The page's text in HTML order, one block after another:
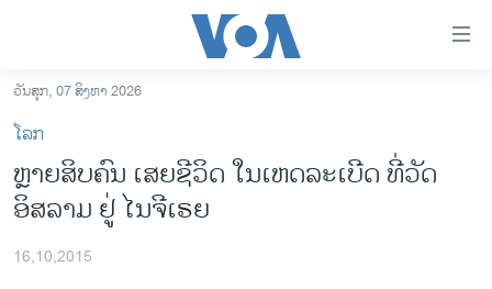
ເຂົ້າ
ຫາ
ຂ້າມ
ຂ້າມ
ຫາ
ອາເມຣິກາ
ການເລືອກຕັ້ງ ປະທານາທີບໍດີ ສະຫະລັດ 2024
ຂ່າວ​ຈີນ
ວັນສຸກ, 07 ສິງຫາ 2026
ໂລກ
ຫຼາຍສິບຄົນ ເສຍຊີວິດ ໃນເຫດລະເບີດ ທີ່ວັດ
ອິສລາມ ຢູ່ ໄນຈີເຣຍ
16,10,2015